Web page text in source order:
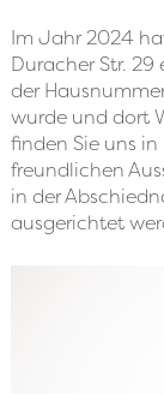
Im Jahr 2024
Duracher Str.
der
wurde und dort
finden Sie uns
freundlichen
in der
ausgerichtet